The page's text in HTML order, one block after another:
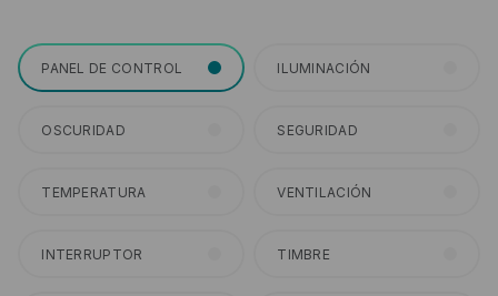
PANEL DE CONTROL ILUMINACIÓN
OSCURIDAD SEGURIDAD
TEMPERATURA VENTILACIÓN
INTERRUPTOR TIMBRE